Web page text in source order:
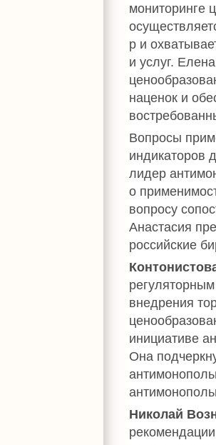
мониторинге
р и
и услуг.
наценок и
Вопросы
индикаторов
лидер
о
вопросу
Анастасия
российские
внедрения
инициативе
Она
Николай